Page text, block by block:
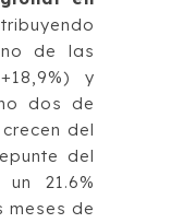
de las
y
dos de
del
del
21.6%
meses de